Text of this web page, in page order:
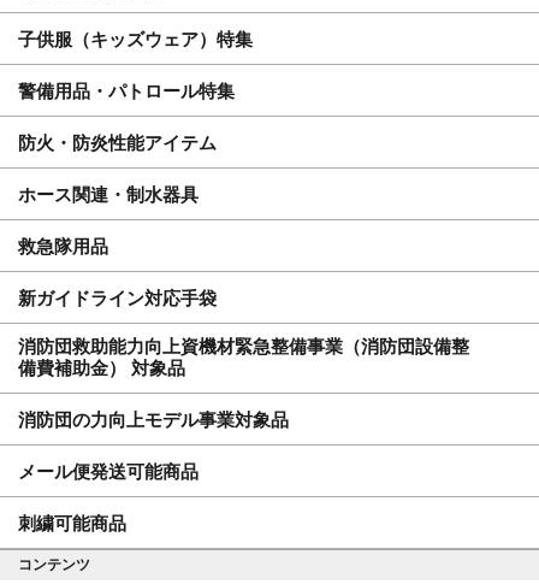
子供服（キッズウェア）特集
警備用品・パトロール特集
防火・防炎性能アイテム
ホース関連・制水器具
救急隊用品
新ガイドライン対応手袋
消防団救助能力向上資機材緊急整備事業（消防団設備整
備費補助金） 対象品
消防団の力向上モデル事業対象品
メール便発送可能商品
刺繍可能商品
コンテンツ